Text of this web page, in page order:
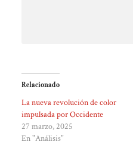
Relacionado
La nueva revolución de color
impulsada por Occidente
27 marzo, 2025
En "Análisis"